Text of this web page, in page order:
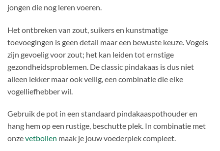
jongen die nog leren voeren.
Het ontbreken van zout, suikers en kunstmatige
toevoegingen is geen detail maar een bewuste keuze. Vogels
zijn gevoelig voor zout; het kan leiden tot ernstige
gezondheidsproblemen. De classic pindakaas is dus niet
alleen lekker maar ook veilig, een combinatie die elke
vogelliefhebber wil.
Gebruik de pot in een standaard pindakaaspothouder en
hang hem op een rustige, beschutte plek. In combinatie met
onzevetbollen maak je jouw voederplek compleet.